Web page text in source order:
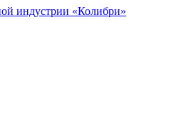
индустрии «Колибри»